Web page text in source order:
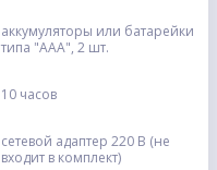
аккумуляторы или батарейки
типа "ААА", 2 шт.
10 часов
сетевой адаптер 220 В (не
входит в комплект)